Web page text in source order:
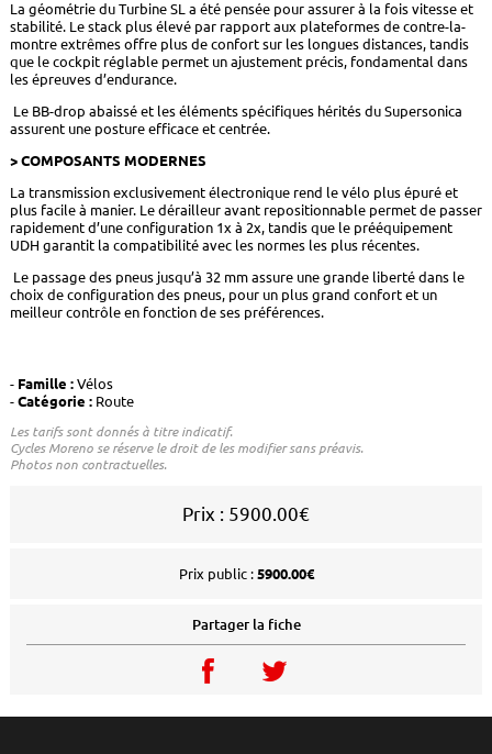
La géométrie du Turbine SL a été pensée pour assurer à la fois vitesse et
stabilité. Le stack plus élevé par rapport aux plateformes de contre-la-
montre extrêmes offre plus de confort sur les longues distances, tandis
que le cockpit réglable permet un ajustement précis, fondamental dans
les épreuves d’endurance.
Le BB-drop abaissé et les éléments spécifiques hérités du Supersonica
assurent une posture efficace et centrée.
> COMPOSANTS MODERNES
La transmission exclusivement électronique rend le vélo plus épuré et
plus facile à manier. Le dérailleur avant repositionnable permet de passer
rapidement d’une configuration 1x à 2x, tandis que le prééquipement
UDH garantit la compatibilité avec les normes les plus récentes.
Le passage des pneus jusqu’à 32 mm assure une grande liberté dans le
choix de configuration des pneus, pour un plus grand confort et un
meilleur contrôle en fonction de ses préférences.
Famille :Vélos
Catégorie :Route
Les tarifs sont donnés à titre indicatif.
Cycles Moreno se réserve le droit de les modifier sans préavis.
Photos non contractuelles.
Prix : 5900.00€
Prix public : 5900.00€
Partager la fiche